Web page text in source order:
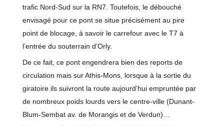
trafic Nord-Sud sur la RN7. Toutefois, le débouché
envisagé pour ce pont se situe précisément au pire
point de blocage, à savoir le carrefour avec le T7 à
l’entrée du souterrain d’Orly.
De ce fait, ce pont engendrera bien des reports de
circulation mais sur Athis-Mons, lorsque à la sortie du
giratoire ils suivront la route aujourd’hui empruntée par
de nombreux poids lourds vers le centre-ville (Dunant-
Blum-Sembat av. de Morangis et de Verdun)…